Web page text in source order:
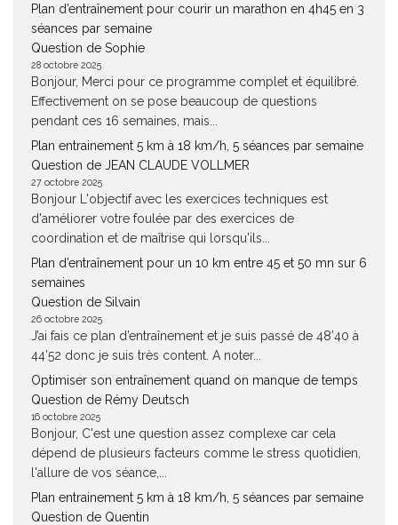
Plan d’entraînement pour courir un marathon en 4h45 en 3
séances par semaine
Question de Sophie
28 octobre 2025
Bonjour, Merci pour ce programme complet et équilibré.
Effectivement on se pose beaucoup de questions
pendant ces 16 semaines, mais...
Plan entrainement 5 km à 18 km/h, 5 séances par semaine
Question de JEAN CLAUDE VOLLMER
27 octobre 2025
Bonjour L'objectif avec les exercices techniques est
d'améliorer votre foulée par des exercices de
coordination et de maîtrise qui lorsqu'ils...
Plan d’entraînement pour un 10 km entre 45 et 50 mn sur 6
semaines
Question de Silvain
26 octobre 2025
J’ai fais ce plan d’entraînement et je suis passé de 48’40 à
44’52 donc je suis très content. A noter...
Optimiser son entraînement quand on manque de temps
Question de Rémy Deutsch
16 octobre 2025
Bonjour, C'est une question assez complexe car cela
dépend de plusieurs facteurs comme le stress quotidien,
l'allure de vos séance,...
Plan entrainement 5 km à 18 km/h, 5 séances par semaine
Question de Quentin